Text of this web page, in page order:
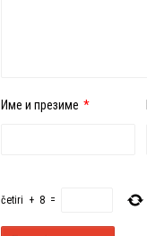
Име и презиме *
četiri + 8 =